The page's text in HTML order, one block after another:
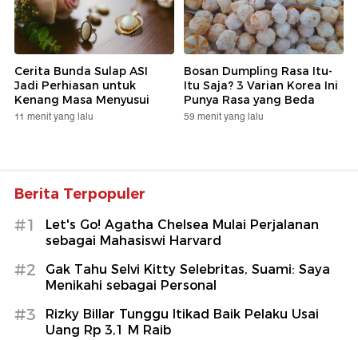
Cerita Bunda Sulap ASI
Jadi Perhiasan untuk
Kenang Masa Menyusui
11 menit yang lalu
Bosan Dumpling Rasa Itu-
Itu Saja? 3 Varian Korea Ini
Punya Rasa yang Beda
59 menit yang lalu
Berita Terpopuler
#1
Let's Go! Agatha Chelsea Mulai Perjalanan
sebagai Mahasiswi Harvard
#2
Gak Tahu Selvi Kitty Selebritas, Suami: Saya
Menikahi sebagai Personal
#3
Rizky Billar Tunggu Itikad Baik Pelaku Usai
Uang Rp 3,1 M Raib